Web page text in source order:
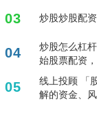
03 炒股炒股配
04
炒股怎么杠
始股票配资
05
线上投顾 「
解的资金、